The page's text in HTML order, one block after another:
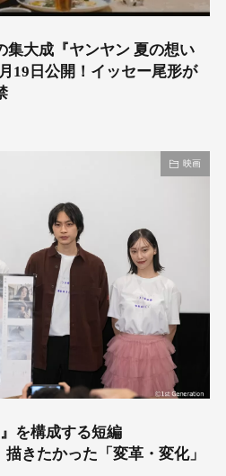
集大成『ヤンヤン 夏の想い
19日公開！イッセー尾形が
映画
を構成する短編
描きたかった「変革・変化」